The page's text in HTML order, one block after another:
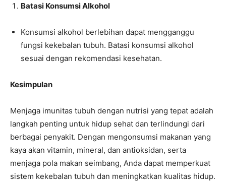
Batasi Konsumsi Alkohol
Konsumsi alkohol berlebihan dapat mengganggu
fungsi kekebalan tubuh. Batasi konsumsi alkohol
sesuai dengan rekomendasi kesehatan.
Kesimpulan
Menjaga imunitas tubuh dengan nutrisi yang tepat adalah
langkah penting untuk hidup sehat dan terlindungi dari
berbagai penyakit. Dengan mengonsumsi makanan yang
kaya akan vitamin, mineral, dan antioksidan, serta
menjaga pola makan seimbang, Anda dapat memperkuat
sistem kekebalan tubuh dan meningkatkan kualitas hidup.